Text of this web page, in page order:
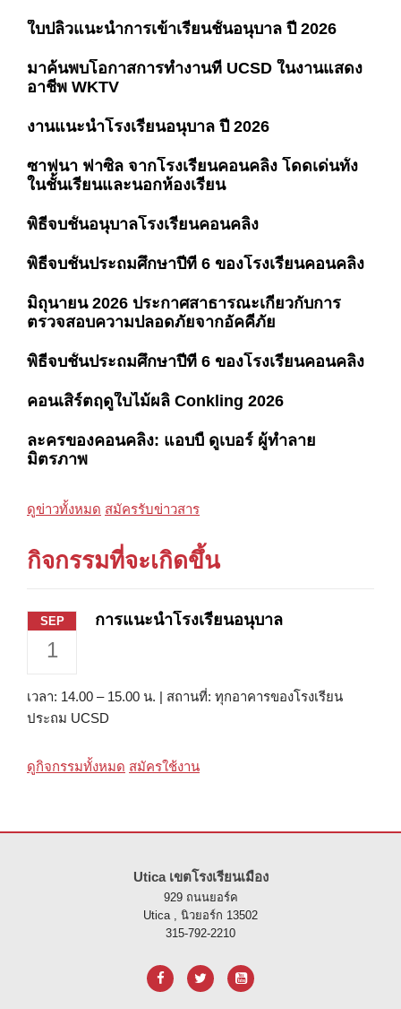
ใบปลิวแนะนำการเข้าเรียนชั้นอนุบาล ปี 2026
มาค้นพบโอกาสการทำงานที่ UCSD ในงานแสดง
อาชีพ WKTV
งานแนะนำโรงเรียนอนุบาล ปี 2026
ซาฟนา ฟาซิล จากโรงเรียนคอนคลิง โดดเด่นทั้ง
ในชั้นเรียนและนอกห้องเรียน
พิธีจบชั้นอนุบาลโรงเรียนคอนคลิง
พิธีจบชั้นประถมศึกษาปีที่ 6 ของโรงเรียนคอนคลิง
มิถุนายน 2026 ประกาศสาธารณะเกี่ยวกับการ
ตรวจสอบความปลอดภัยจากอัคคีภัย
พิธีจบชั้นประถมศึกษาปีที่ 6 ของโรงเรียนคอนคลิง
คอนเสิร์ตฤดูใบไม้ผลิ Conkling 2026
ละครของคอนคลิง: แอบบี้ ดูเบอร์ ผู้ทำลาย
มิตรภาพ
ดูข่าวทั้งหมด สมัครรับข่าวสาร
กิจกรรมที่จะเกิดขึ้น
SEP
1
การแนะนำโรงเรียนอนุบาล
เวลา: 14.00 – 15.00 น. | สถานที่: ทุกอาคารของโรงเรียน
ประถม UCSD
ดูกิจกรรมทั้งหมด สมัครใช้งาน
Utica เขตโรงเรียนเมือง
929 ถนนยอร์ค
Utica , นิวยอร์ก 13502
315-792-2210